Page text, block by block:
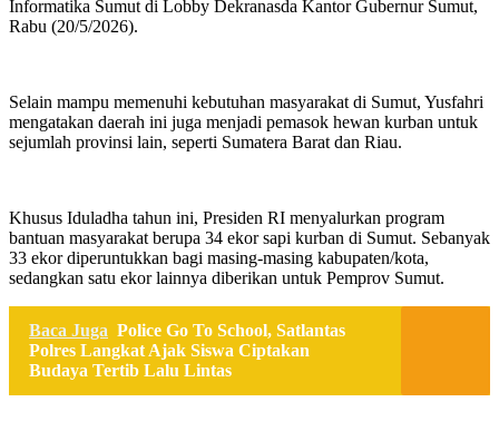
Informatika Sumut di Lobby Dekranasda Kantor Gubernur Sumut,
Rabu (20/5/2026).
Selain mampu memenuhi kebutuhan masyarakat di Sumut, Yusfahri
mengatakan daerah ini juga menjadi pemasok hewan kurban untuk
sejumlah provinsi lain, seperti Sumatera Barat dan Riau.
Khusus Iduladha tahun ini, Presiden RI menyalurkan program
bantuan masyarakat berupa 34 ekor sapi kurban di Sumut. Sebanyak
33 ekor diperuntukkan bagi masing-masing kabupaten/kota,
sedangkan satu ekor lainnya diberikan untuk Pemprov Sumut.
Baca Juga Police Go To School, Satlantas
Polres Langkat Ajak Siswa Ciptakan
Budaya Tertib Lalu Lintas